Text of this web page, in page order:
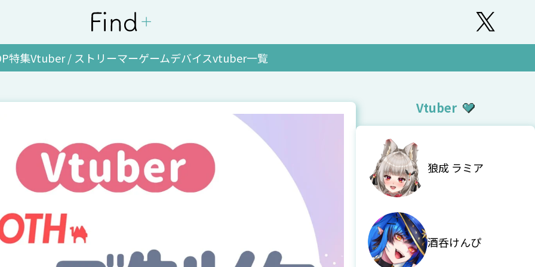
特集Vtuber / ストリーマーゲームデバイスvtuber一覧
Vtuber
狼成 ラミア
酒呑けんぴ